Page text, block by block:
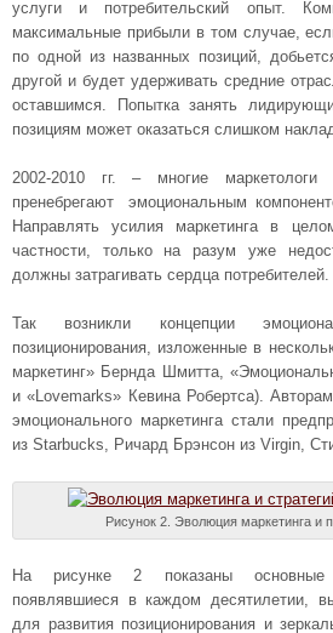
услуги и потребительский опыт.
максимальные прибыли в том случае,
по одной из названных позиций,
другой и будет удерживать средние
оставшимся. Попытка занять
позициям может оказаться слишком
2002-2010 гг. – многие маркетологи
пренебрегают эмоциональным
Направлять усилия маркетинга в
частности, только на разум уже
должны затрагивать сердца потребителей.
Так возникли концепции
позиционирования, изложенные в
маркетинг» Бернда Шмитта,
и «Lovemarks» Кевина Робертса).
эмоционального маркетинга стали
из Starbucks, Ричард Брэнсон из Virgin,
Рисунок 2. Эволюция маркетинга и
На рисунке 2 показаны основные
появлявшиеся в каждом десятилетии,
для развития позиционирования и